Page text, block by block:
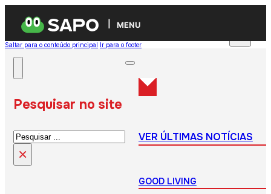
MENU
Saltar para o conteúdo principal Ir para o footer
Pesquisar no site
Pesquisar
×
VER ÚLTIMAS NOTÍCIAS
GOOD LIVING